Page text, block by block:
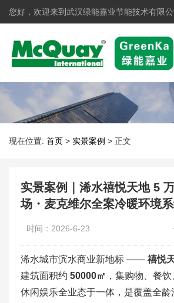
您好，欢迎来到武汉绿能嘉业节能技术有限公
现在位置: 首页 > 实景案例 > 正文
实景案例｜浠水禧悦天地 5
场・麦克维尔全案冷暖环境
时间：2026-6-23
浠水城市滨水商业新地标 —— 禧悦
建筑面积约 50000㎡ ，集购物、餐
休闲娱乐全业态于一体，是覆盖全龄